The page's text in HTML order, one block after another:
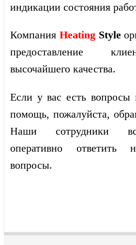
индикации состояния
Компания HeatingStyle
предоставление
высочайшего качества.
Если у вас есть
помощь, пожалуйста,
Наши сотрудники
оперативно
вопросы.